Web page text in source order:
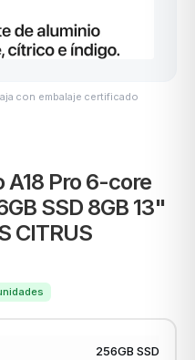
con embalaje certificado
Pro 6-core
SSD 8GB 13"
CITRUS
256GB SSD